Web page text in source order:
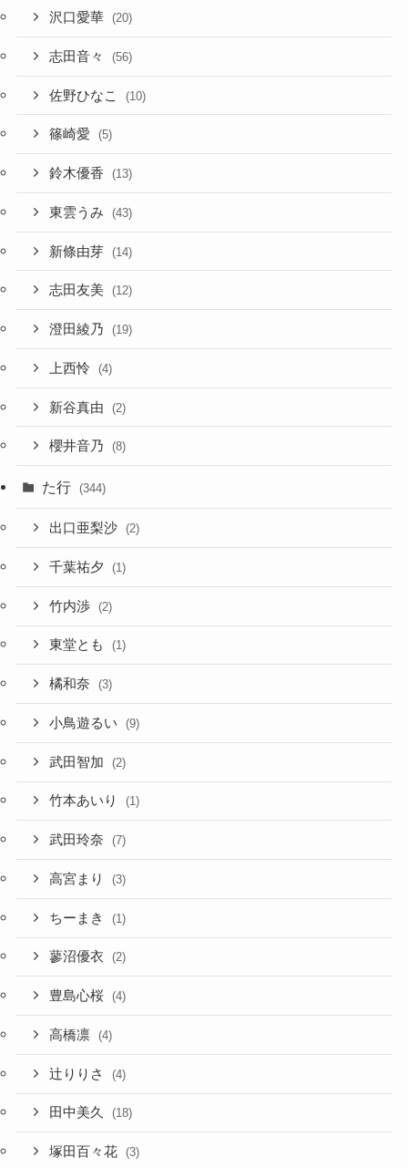
沢口愛華 (20)
志田音々 (56)
佐野ひなこ (10)
篠崎愛 (5)
鈴木優香 (13)
東雲うみ (43)
新條由芽 (14)
志田友美 (12)
澄田綾乃 (19)
上西怜 (4)
新谷真由 (2)
櫻井音乃 (8)
た行 (344)
出口亜梨沙 (2)
千葉祐夕 (1)
竹内渉 (2)
東堂とも (1)
橘和奈 (3)
小鳥遊るい (9)
武田智加 (2)
竹本あいり (1)
武田玲奈 (7)
高宮まり (3)
ちーまき (1)
蓼沼優衣 (2)
豊島心桜 (4)
高橋凛 (4)
辻りりさ (4)
田中美久 (18)
塚田百々花 (3)